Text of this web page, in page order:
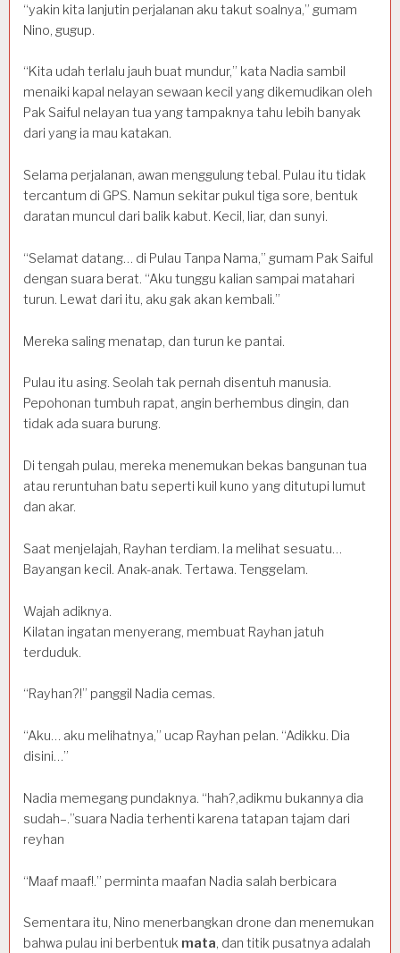
“yakin kita lanjutin perjalanan aku takut soalnya,” gumam
Nino, gugup.
“Kita udah terlalu jauh buat mundur,” kata Nadia sambil
menaiki kapal nelayan sewaan kecil yang dikemudikan oleh
Pak Saiful nelayan tua yang tampaknya tahu lebih banyak
dari yang ia mau katakan.
Selama perjalanan, awan menggulung tebal. Pulau itu tidak
tercantum di GPS. Namun sekitar pukul tiga sore, bentuk
daratan muncul dari balik kabut. Kecil, liar, dan sunyi.
“Selamat datang… di Pulau Tanpa Nama,” gumam Pak Saiful
dengan suara berat. “Aku tunggu kalian sampai matahari
turun. Lewat dari itu, aku gak akan kembali.”
Mereka saling menatap, dan turun ke pantai.
Pulau itu asing. Seolah tak pernah disentuh manusia.
Pepohonan tumbuh rapat, angin berhembus dingin, dan
tidak ada suara burung.
Di tengah pulau, mereka menemukan bekas bangunan tua
atau reruntuhan batu seperti kuil kuno yang ditutupi lumut
dan akar.
Saat menjelajah, Rayhan terdiam. Ia melihat sesuatu…
Bayangan kecil. Anak-anak. Tertawa. Tenggelam.
Wajah adiknya.
Kilatan ingatan menyerang, membuat Rayhan jatuh
terduduk.
“Rayhan?!” panggil Nadia cemas.
“Aku… aku melihatnya,” ucap Rayhan pelan. “Adikku. Dia
disini…”
Nadia memegang pundaknya. “hah?,adikmu bukannya dia
sudah–.”suara Nadia terhenti karena tatapan tajam dari
reyhan
“Maaf maaf!.” perminta maafan Nadia salah berbicara
Sementara itu, Nino menerbangkan drone dan menemukan
bahwa pulau ini berbentuk mata, dan titik pusatnya adalah